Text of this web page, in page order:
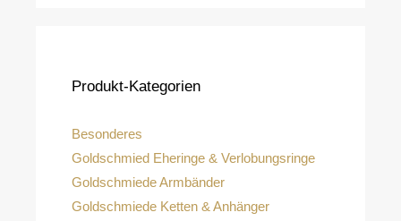
Produkt-Kategorien
Besonderes
Goldschmied Eheringe & Verlobungsringe
Goldschmiede Armbänder
Goldschmiede Ketten & Anhänger